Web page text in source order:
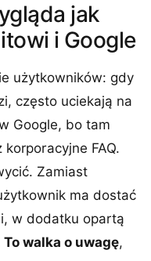
jak
i Google
użytkowników: gdy
często uciekają na
Google, bo tam
FAQ.
Zamiast
ma dostać
w dodatku opartą
To walka o uwagę,